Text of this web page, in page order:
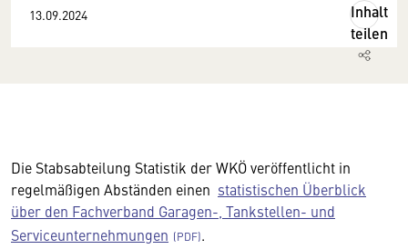
13.09.2024
Inhalt
teilen
Die Stabsabteilung Statistik der WKÖ veröffentlicht in
regelmäßigen Abständen einen statistischen Überblick
über den Fachverband Garagen-, Tankstellen- und
Serviceunternehmungen
.